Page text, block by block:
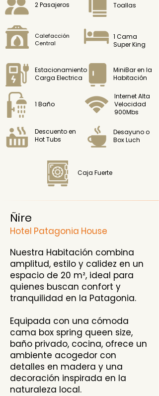
2 Pasajeros Toallas
Calefacción
Central
1 Cama
Super King
Estacionamiento
Carga Electrica
MiniBar en la
Habitación
1 Baño
Internet Alta
Velocidad
900Mbs
Descuento en
Hot Tubs
Desayuno o
Box Luch
Caja Fuerte
Ñire
Hotel Patagonia House
Nuestra Habitación combina
amplitud, estilo y calidez en un
espacio de 20 m², ideal para
quienes buscan confort y
tranquilidad en la Patagonia.
Equipada con una cómoda
cama box spring queen size,
baño privado, cocina, ofrece un
ambiente acogedor con
detalles en madera y una
decoración inspirada en la
naturaleza local.